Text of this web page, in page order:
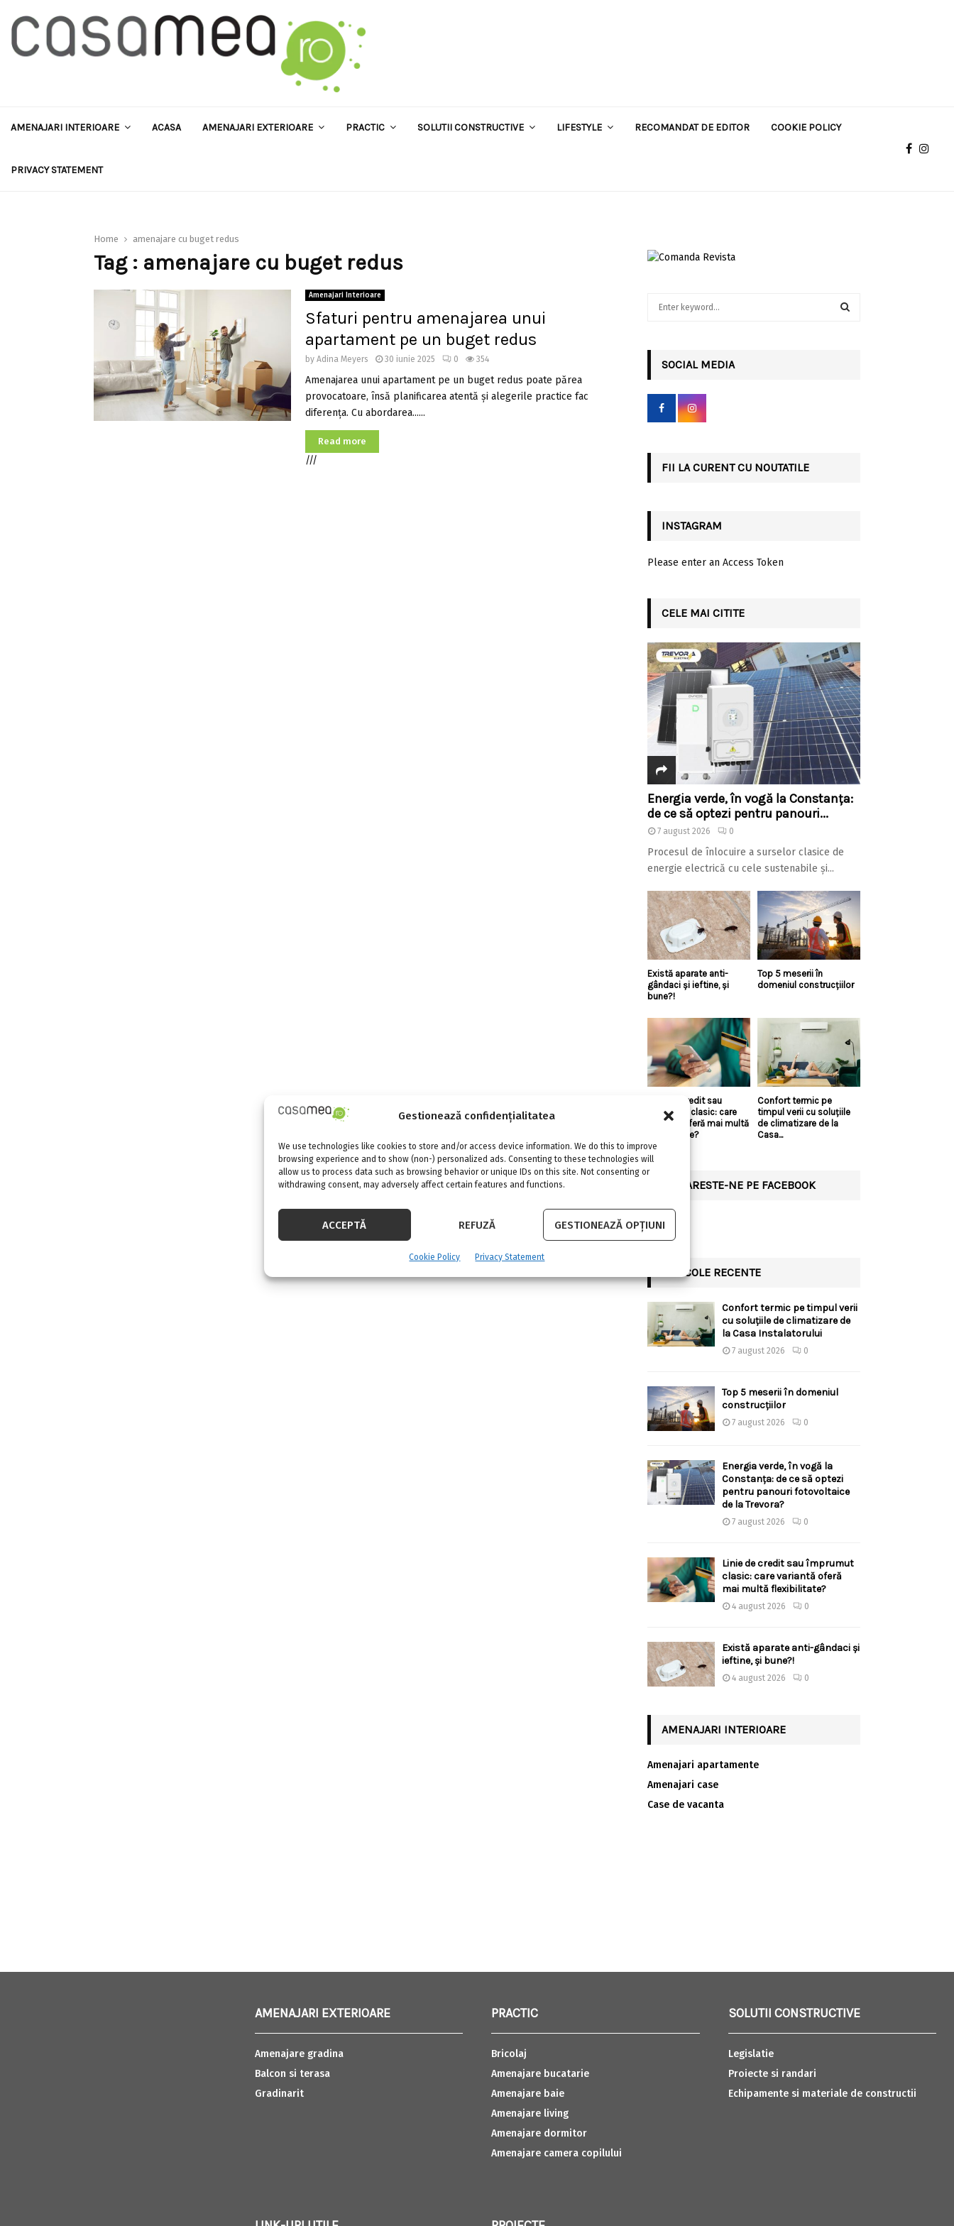
Gestionează confidențialitatea
We use technologies like cookies to store and/or access device information. We do this to improve
browsing experience and to show (non-) personalized ads. Consenting to these technologies will
allow us to process data such as browsing behavior or unique IDs on this site. Not consenting or
withdrawing consent, may adversely affect certain features and functions.
ACCEPTĂ REFUZĂ GESTIONEAZĂ OPȚIUNI
Cookie Policy Privacy Statement
AMENAJARI INTERIOARE ACASA AMENAJARI EXTERIOARE PRACTIC SOLUTII CONSTRUCTIVE LIFESTYLE RECOMANDAT DE EDITOR COOKIE POLICY
PRIVACY STATEMENT
Home amenajare cu buget redus
Tag : amenajare cu buget redus
Amenajari Interioare
Sfaturi pentru amenajarea unui
apartament pe un buget redus
by Adina Meyers 30 iunie 2025 0 354
Amenajarea unui apartament pe un buget redus poate părea
provocatoare, însă planificarea atentă și alegerile practice fac
diferența. Cu abordarea......
Read more
///
r
SOCIAL MEDIA
FII LA CURENT CU NOUTATILE
INSTAGRAM
Please enter an Access Token
CELE MAI CITITE
Energia verde, în vogă la Constanța:
de ce să optezi pentru panouri...
7 august 2026 0
Procesul de înlocuire a surselor clasice de
energie electrică cu cele sustenabile și...
Există aparate anti-
gândaci și ieftine, și
bune?!
Top 5 meserii în
domeniul construcțiilor
Linie de credit sau
împrumut clasic: care
variantă oferă mai multă
flexibilitate?
Confort termic pe
timpul verii cu soluțiile
de climatizare de la
Casa...
URMARESTE-NE PE FACEBOOK
ARTICOLE RECENTE
Confort termic pe timpul verii
cu soluțiile de climatizare de
la Casa Instalatorului
7 august 2026 0
Top 5 meserii în domeniul
construcțiilor
7 august 2026 0
Energia verde, în vogă la
Constanța: de ce să optezi
pentru panouri fotovoltaice
de la Trevora?
7 august 2026 0
Linie de credit sau împrumut
clasic: care variantă oferă
mai multă flexibilitate?
4 august 2026 0
Există aparate anti-gândaci și
ieftine, și bune?!
4 august 2026 0
AMENAJARI INTERIOARE
Amenajari apartamente
Amenajari case
Case de vacanta
AMENAJARI EXTERIOARE
Amenajare gradina
Balcon si terasa
Gradinarit
PRACTIC
Bricolaj
Amenajare bucatarie
Amenajare baie
Amenajare living
Amenajare dormitor
Amenajare camera copilului
SOLUTII CONSTRUCTIVE
Legislatie
Proiecte si randari
Echipamente si materiale de constructii